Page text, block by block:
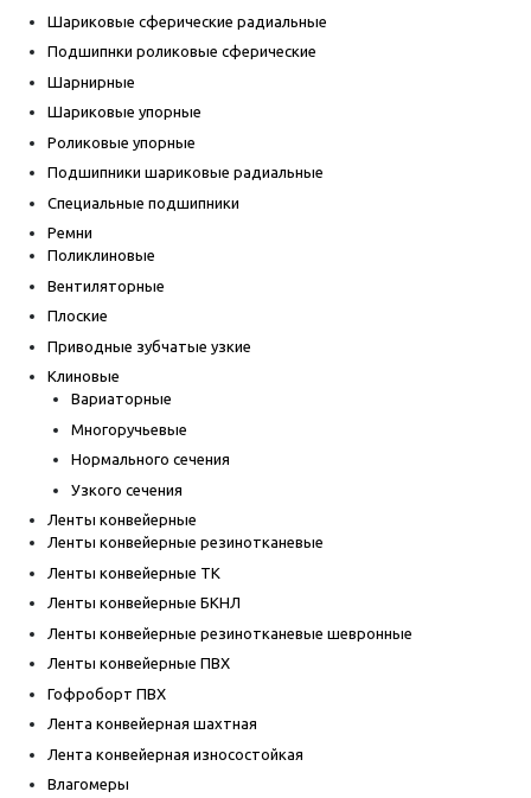
Шариковые сферические радиальные
Подшипнки роликовые сферические
Шарнирные
Шариковые упорные
Роликовые упорные
Подшипники шариковые радиальные
Специальные подшипники
Ремни
Поликлиновые
Вентиляторные
Плоские
Приводные зубчатые узкие
Клиновые
Вариаторные
Многоручьевые
Нормального сечения
Узкого сечения
Ленты конвейерные
Ленты конвейерные резинотканевые
Ленты конвейерные ТК
Ленты конвейерные БКНЛ
Ленты конвейерные резинотканевые шевронные
Ленты конвейерные ПВХ
Гофроборт ПВХ
Лента конвейерная шахтная
Лента конвейерная износостойкая
Влагомеры